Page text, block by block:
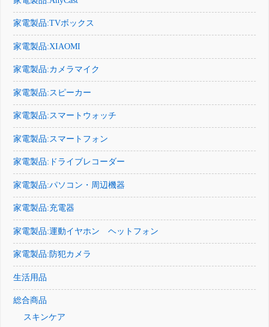
家電製品:TVボックス
家電製品:XIAOMI
家電製品:カメラマイク
家電製品:スピーカー
家電製品:スマートウォッチ
家電製品:スマートフォン
家電製品:ドライブレコーダー
家電製品:パソコン・周辺機器
家電製品:充電器
家電製品:運動イヤホン ヘットフォン
家電製品:防犯カメラ
生活用品
総合商品
スキンケア